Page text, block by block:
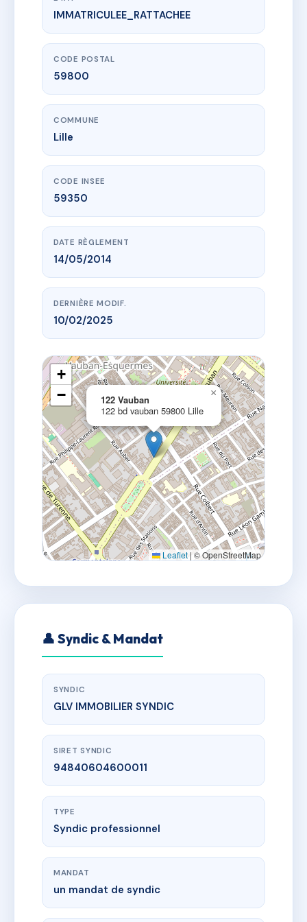
www.vme.plus/AC6474878
122 Vauban
122 bd vauban
IMMATRICULEE_RATTACHEE
CODE POSTAL
59800
COMMUNE
Lille
CODE INSEE
59350
DATE RÈGLEMENT
14/05/2014
DERNIÈRE MODIF.
10/02/2025
122 Vauban
122 bd vauban 59800 Lille
×
+
−
Leaflet | © OpenStreetMap
👤 Syndic & Mandat
SYNDIC
GLV IMMOBILIER SYNDIC
SIRET SYNDIC
94840604600011
TYPE
Syndic professionnel
MANDAT
un mandat de syndic